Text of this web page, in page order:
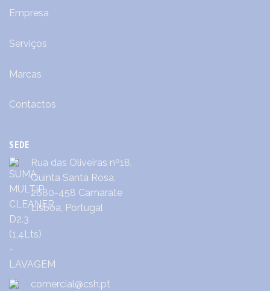
Empresa
Serviços
Marcas
Contactos
SEDE
Rua das Oliveiras nº18,
Quinta Santa Rosa,
2680-458 Camarate
Lisboa, Portugal
comercial@csh.pt